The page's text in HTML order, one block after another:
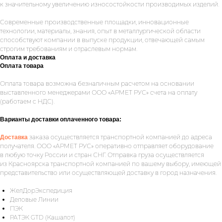
к значительному увеличению износостойкости производимых изделий.
Современные производственные площадки, инновационные
технологии, материалы, знания, опыт в металлургической области
способствуют компании в выпуске продукции, отвечающей самым
строгим требованиям и отраслевым нормам.
Оплата и доставка
Оплата товара
Оплата товара возможна безналичным расчетом на основании
выставленного менеджерами ООО «АРМЕТ РУС» счета на оплату
(работаем с НДС).
Варианты доставки оплаченного товара:
Доставка заказа осуществляется транспортной компанией до адреса
получателя. ООО «АРМЕТ РУС» оперативно отправляет оборудование
в любую точку России и стран СНГ. Отправка груза осуществляется
из Красноярска транспортной компанией по вашему выбору, имеющей
представительство или осуществляющей доставку в город назначения.
ЖелДорЭкспедиция
Деловые Линии
ПЭК
РАТЭК GTD (Кашалот)
Укажите номер телефона и ваше имя.
время.
Если у вас есть документация, которая
поможем нам лучше понять вашу
задачу — прикрепите её в поле ниже.
Ваш телефон